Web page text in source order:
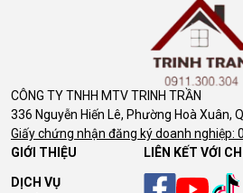
CÔNG TY TNHH MTV TRINH TRẦN
336 Nguyễn Hiến Lê, Phường Hoà Xuân,
Giấy chứng nhận đăng ký doanh nghiệp:
GIỚI THIỆU
DỊCH VỤ
LIÊN KẾT VỚI